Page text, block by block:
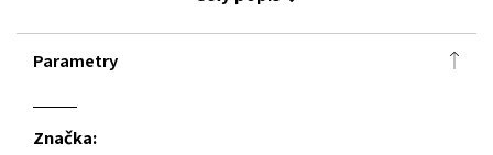
Parametry
Značka: